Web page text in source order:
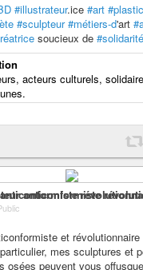
#illustrateur.ice #art
#sculpteur #métiers-d'art
soucieux de #solidarité
acteurs culturels,
anticonformiste
et révolutionnaire
mes sculptures et
osées peuvent vous